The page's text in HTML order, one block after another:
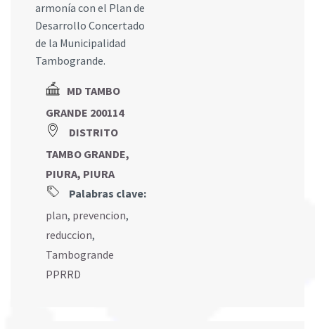
armonía con el Plan de
Desarrollo Concertado
de la Municipalidad
Tambogrande.
MD TAMBO
GRANDE 200114
DISTRITO
TAMBO GRANDE,
PIURA, PIURA
Palabras clave:
plan, prevencion,
reduccion,
Tambogrande
PPRRD